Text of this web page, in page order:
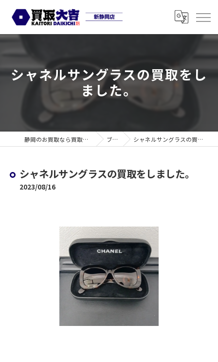
シャネルサングラスの買取をし
ました。
静岡のお買取なら買取大吉 新静岡店 ブログ シャネルサングラスの買取をしました。
シャネルサングラスの買取をしました。
2023/08/16